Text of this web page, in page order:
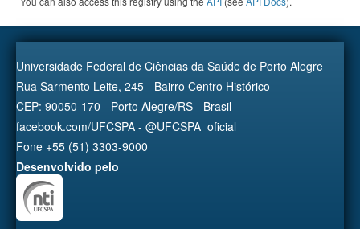
Universidade Federal de Ciências da Saúde de Porto Alegre
Rua Sarmento Leite, 245 - Bairro Centro Histórico
CEP: 90050-170 - Porto Alegre/RS - Brasil
facebook.com/UFCSPA - @UFCSPA_oficial
Fone +55 (51) 3303-9000
Desenvolvido pelo